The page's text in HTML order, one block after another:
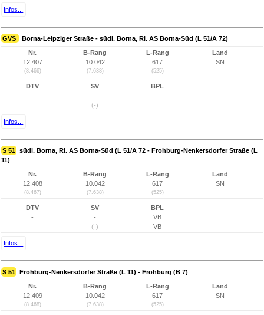
Infos...
GVS Borna-Leipziger Straße - südl. Borna, Ri. AS Borna-Süd (L 51/A 72)
Nr.
12.407
(8.466)
B-Rang
10.042
(7.638)
L-Rang
617
(525)
Land
SN
DTV
-
SV
-
(-)
BPL
Infos...
S 51 südl. Borna, Ri. AS Borna-Süd (L 51/A 72 - Frohburg-Nenkersdorfer Straße (L
11)
Nr.
12.408
(8.467)
B-Rang
10.042
(7.638)
L-Rang
617
(525)
Land
SN
DTV
-
SV
-
(-)
BPL
VB
VB
Infos...
S 51 Frohburg-Nenkersdorfer Straße (L 11) - Frohburg (B 7)
Nr.
12.409
(8.468)
B-Rang
10.042
(7.638)
L-Rang
617
(525)
Land
SN